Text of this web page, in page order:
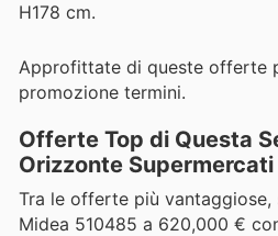
H178 cm.
Approfittate di queste offerte
promozione termini.
Offerte Top di Questa
Orizzonte Supermercati
Tra le offerte più
Midea 510485 a 620,000 €